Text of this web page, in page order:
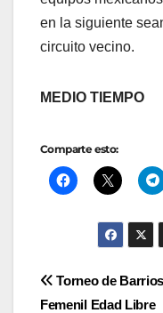
en la siguiente
circuito vecino.
MEDIO TIEMPO
Comparte esto:
Torneo de
Femenil Edad Libre